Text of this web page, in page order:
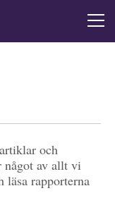
och
något av allt vi
läsa rapporterna